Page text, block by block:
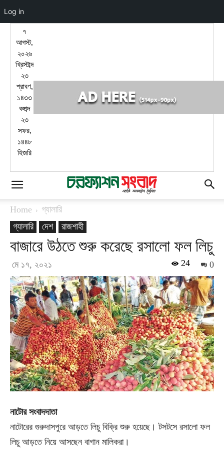
৭
আগস্ট,
২০২৬
খ্রিস্টাব্দ
২৩
শ্রাবণ,
১৪৩৩
বঙ্গাব্দ
২৩
সফর,
১৪৪৮
হিজরি
Home
গ্যালারি
গ্যালারি
দেশ রাজশাহী
বাজারে উঠতে শুরু করেছে রসালো ফল লিচু
মে ১৭, ২০২১ 0
24
নাটোর সংবাদদাতা
নাটোরের গুরুদাসপুরে আড়তে লিচু বিক্রি শুরু হয়েছে। টসটসে রসালো ফল
লিচু আড়তে নিয়ে আসছেন বাগান মালিকরা।
Log in